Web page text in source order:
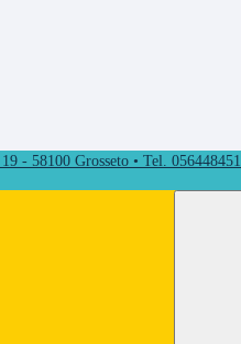
- 58100 Grosseto • Tel.